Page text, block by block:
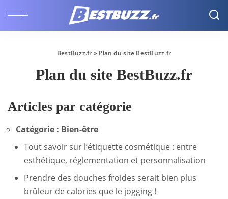
BestBuzz.fr » Plan du site BestBuzz.fr
Plan du site BestBuzz.fr
Articles par catégorie
Catégorie : Bien-être
Tout savoir sur l’étiquette cosmétique : entre
esthétique, réglementation et personnalisation
Prendre des douches froides serait bien plus
brûleur de calories que le jogging !